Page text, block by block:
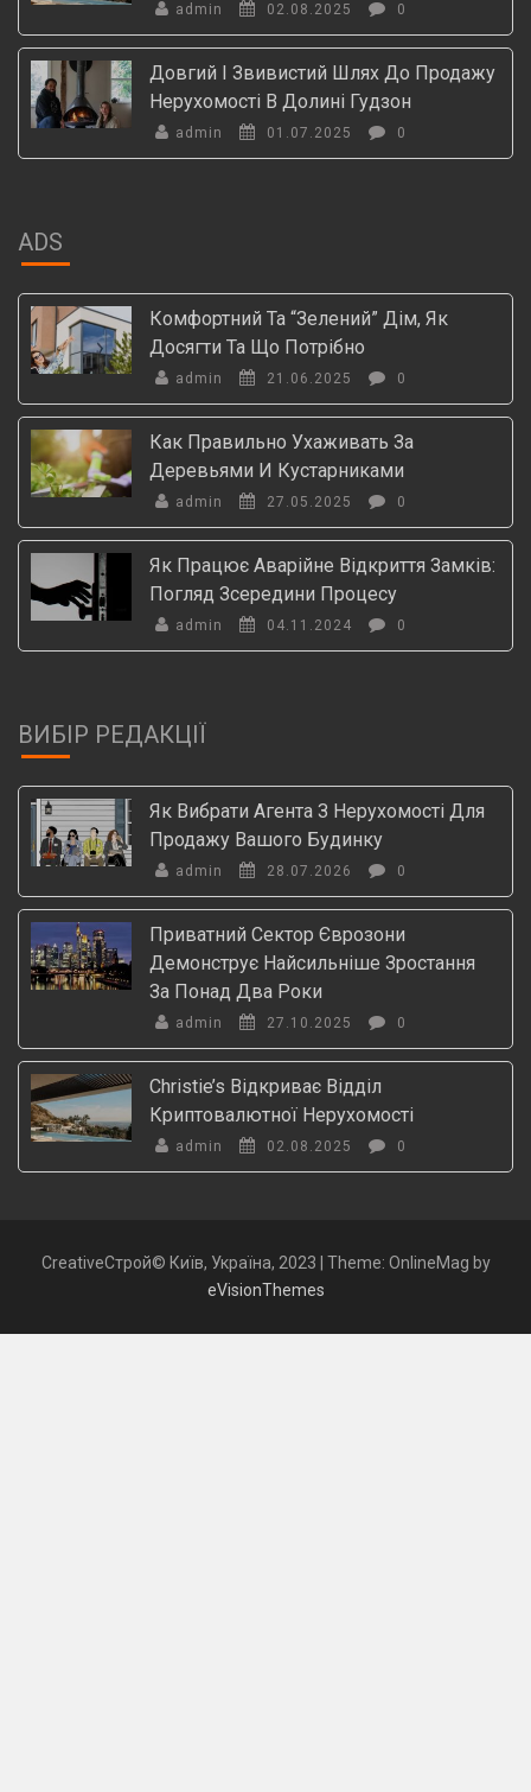
admin 02.08.2025 0
Довгий І Звивистий Шлях До Продажу
Нерухомості В Долині Гудзон
admin 01.07.2025 0
ADS
Комфортний Та “зелений” Дім, Як
Досягти Та Що Потрібно
admin 21.06.2025 0
Как Правильно Ухаживать За
Деревьями И Кустарниками
admin 27.05.2025 0
Як Працює Аварійне Відкриття Замків:
Погляд Зсередини Процесу
admin 04.11.2024 0
ВИБІР РЕДАКЦІЇ
Як Вибрати Агента З Нерухомості Для
Продажу Вашого Будинку
admin 28.07.2026 0
Приватний Сектор Єврозони
Демонструє Найсильніше Зростання
За Понад Два Роки
admin 27.10.2025 0
Christie’s Відкриває Відділ
Криптовалютної Нерухомості
admin 02.08.2025 0
CreativeСтрой© Київ, Україна, 2023
Theme: OnlineMag by
eVisionThemes